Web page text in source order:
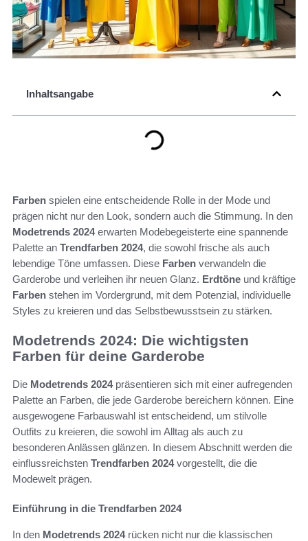
Inhaltsangabe
Farben spielen eine entscheidende Rolle in der Mode und
prägen nicht nur den Look, sondern auch die Stimmung. In den
Modetrends 2024erwarten Modebegeisterte eine spannende
Palette an Trendfarben 2024, die sowohl frische als auch
lebendige Töne umfassen. Diese Farben verwandeln die
Garderobe und verleihen ihr neuen Glanz. Erdtöne und kräftige
Farben stehen im Vordergrund, mit dem Potenzial, individuelle
Styles zu kreieren und das Selbstbewusstsein zu stärken.
Modetrends 2024: Die wichtigsten
Farben für deine Garderobe
Die Modetrends 2024präsentieren sich mit einer aufregenden
Palette an Farben, die jede Garderobe bereichern können. Eine
ausgewogene Farbauswahl ist entscheidend, um stilvolle
Outfits zu kreieren, die sowohl im Alltag als auch zu
besonderen Anlässen glänzen. In diesem Abschnitt werden die
einflussreichsten Trendfarben 2024vorgestellt, die die
Modewelt prägen.
Einführung in die Trendfarben 2024
In den Modetrends 2024rücken nicht nur die klassischen